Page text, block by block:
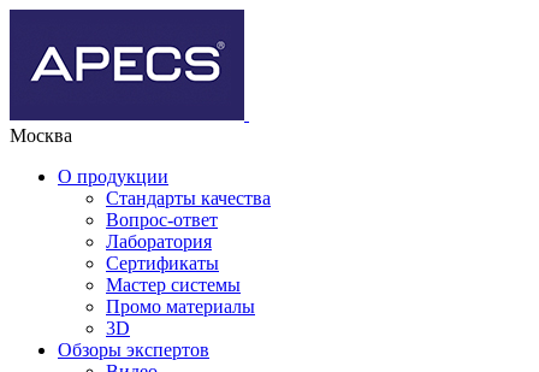
Москва
О продукции
Стандарты качества
Вопрос-ответ
Лаборатория
Сертификаты
Мастер системы
Промо материалы
3D
Обзоры экспертов